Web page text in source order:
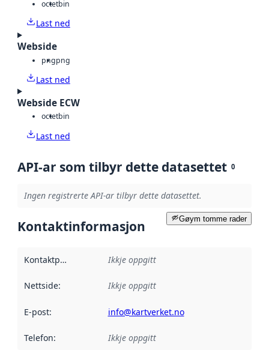
octetbin
Last ned
Webside
pngpng
Last ned
Webside ECW
octetbin
Last ned
API-ar som tilbyr dette datasettet 0
Ingen registrerte API-ar tilbyr dette datasettet.
Gøym tomme rader
Kontaktinformasjon
Kontaktpunkt Ikkje oppgitt
Nettside: Ikkje oppgitt
E-post: info@kartverket.no
Telefon: Ikkje oppgitt